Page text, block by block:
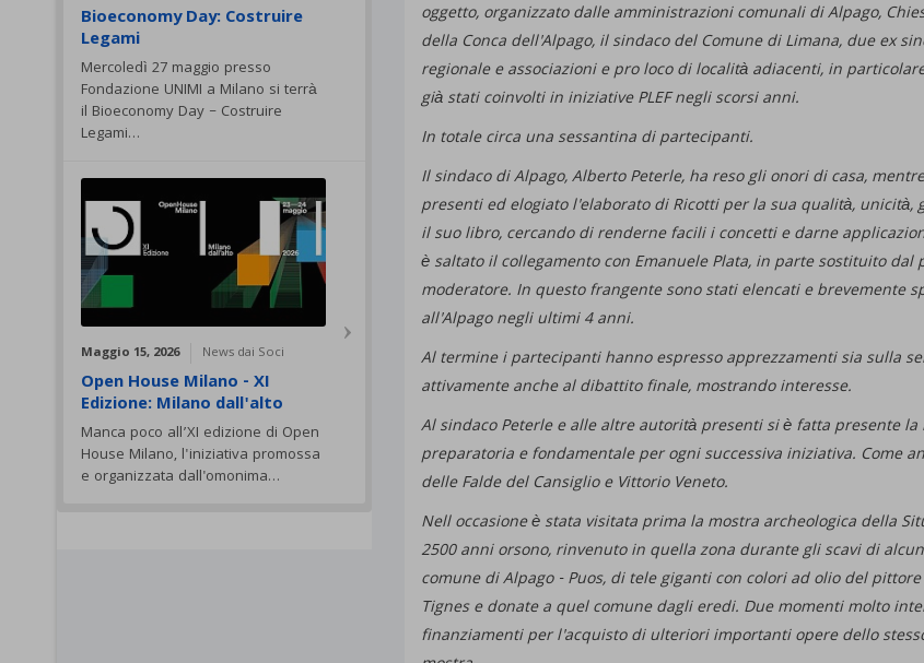
Bioeconomy Day: Costruire
Legami
Mercoledì 27 maggio presso
Fondazione UNIMI a Milano si terrà
il Bioeconomy Day – Costruire
Legami…
Maggio 15, 2026 News dai Soci
Open House Milano - XI
Edizione: Milano dall'alto
Manca poco all’XI edizione di Open
House Milano, l'iniziativa promossa
e organizzata dall'omonima…
oggetto, organizzato dalle amministrazioni comunali di Alpago,
della Conca dell'Alpago, il sindaco del Comune di Limana, due ex
regionale e associazioni e pro loco di località adiacenti, in
già stati coinvolti in iniziative PLEF negli scorsi anni.
In totale circa una sessantina di partecipanti.
Il sindaco di Alpago, Alberto Peterle, ha reso gli onori di casa,
presenti ed elogiato l'elaborato di Ricotti per la sua qualità,
il suo libro, cercando di renderne facili i concetti e darne
è saltato il collegamento con Emanuele Plata, in parte sostituito
moderatore. In questo frangente sono stati elencati e
all'Alpago negli ultimi 4 anni.
Al termine i partecipanti hanno espresso apprezzamenti sia sulla
attivamente anche al dibattito finale, mostrando interesse.
Al sindaco Peterle e alle altre autorità presenti si è fatta presente
preparatoria e fondamentale per ogni successiva iniziativa. Come
delle Falde del Cansiglio e Vittorio Veneto.
Nell occasione è stata visitata prima la mostra archeologica della
2500 anni orsono, rinvenuto in quella zona durante gli scavi di
comune di Alpago - Puos, di tele giganti con colori ad olio del
Tignes e donate a quel comune dagli eredi. Due momenti molto
finanziamenti per l'acquisto di ulteriori importanti opere dello